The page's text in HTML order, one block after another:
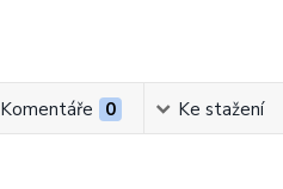
Komentáře 0 Ke stažení